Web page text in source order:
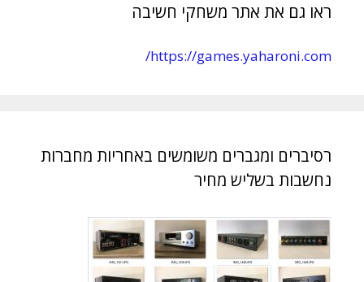
ראו גם את אתר משחקי חשיבה
https://games.yaharoni.com/
רסיברים ומגברים משומשים באחריות מחברות
נחשבות בשליש מחיר